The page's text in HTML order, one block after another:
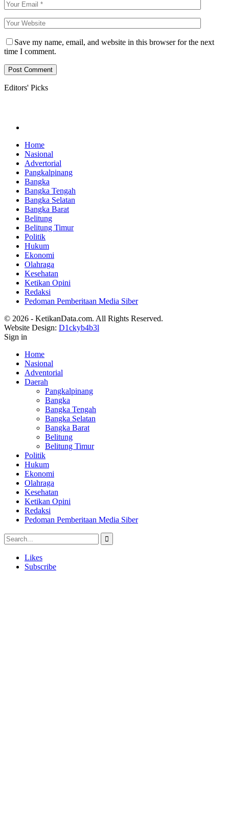
Save my name, email, and website in this browser for the next
time I comment.
Editors' Picks
Home
Nasional
Advertorial
Pangkalpinang
Bangka
Bangka Tengah
Bangka Selatan
Bangka Barat
Belitung
Belitung Timur
Politik
Hukum
Ekonomi
Olahraga
Kesehatan
Ketikan Opini
Redaksi
Pedoman Pemberitaan Media Siber
© 2026 - KetikanData.com. All Rights Reserved.
Website Design: D1ckyb4b3l
Sign in
Home
Nasional
Adventorial
Daerah
Pangkalpinang
Bangka
Bangka Tengah
Bangka Selatan
Bangka Barat
Belitung
Belitung Timur
Politik
Hukum
Ekonomi
Olahraga
Kesehatan
Ketikan Opini
Redaksi
Pedoman Pemberitaan Media Siber
Likes
Subscribe